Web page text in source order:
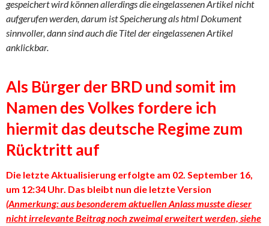
gespeichert wird können allerdings die eingelassenen Artikel nicht
aufgerufen werden, darum ist Speicherung als html Dokument
sinnvoller, dann sind auch die Titel der eingelassenen Artikel
anklickbar.
Als Bürger der BRD und somit im
Namen des Volkes fordere ich
hiermit das deutsche Regime zum
Rücktritt auf
Die letzte Aktualisierung erfolgte am 02. September 16,
um 12:34 Uhr. Das bleibt nun die letzte Version
(Anmerkung: aus besonderem aktuellen Anlass musste dieser
nicht irrelevante Beitrag noch zweimal erweitert werden, siehe